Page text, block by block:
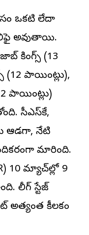
ఒకటి లేదా
అవుతాయి.
కింగ్స్ (13
(12 పాయింట్లు),
పాయింట్లు)
సీఎస్‌కే,
ఆడగా, నేటి
మారింది.
10 మ్యాచ్‌ల్లో 9
లీగ్ స్టేజ్
కీలకం